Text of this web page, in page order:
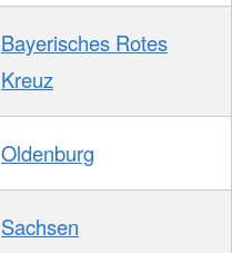
Bayerisches Rotes
Kreuz
Oldenburg
Sachsen